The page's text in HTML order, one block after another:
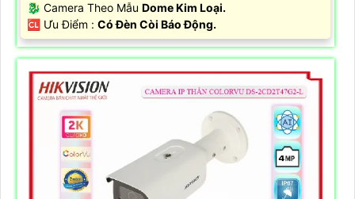
🐉️ Camera Theo Mẫu Dome Kim Loại.
️🆑 Ưu Điểm : Có Đèn Còi Báo Động.